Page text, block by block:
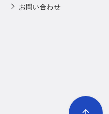
お問い合わせ